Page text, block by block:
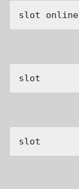
slot online
slot
slot